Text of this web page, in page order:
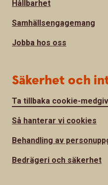
Hållbarhet
Samhällsengagemang
Jobba hos oss
Säkerhet och
Ta tillbaka cookie-
Så hanterar vi cookies
Behandling av
Bedrägeri och säkerhet